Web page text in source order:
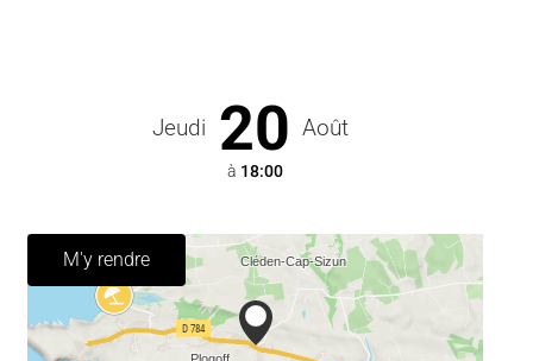
Jeudi 20 Août
à 18:00
M'y rendre